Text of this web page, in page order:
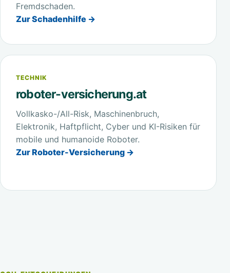
Fremdschaden.
Zur Schadenhilfe →
TECHNIK
roboter-versicherung.at
Vollkasko-/All-Risk, Maschinenbruch,
Elektronik, Haftpflicht, Cyber und KI-Risiken für
mobile und humanoide Roboter.
Zur Roboter-Versicherung →